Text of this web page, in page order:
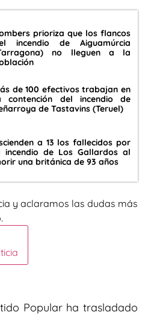
prioriza que los flancos
incendio de Aiguamúrcia
no lleguen a la
de 100 efectivos trabajan en
contención del incendio de
de Tastavins (Teruel)
a 13 los fallecidos por
incendio de Los Gallardos al
una británica de 93 años
y aclaramos las dudas más
Popular ha trasladado